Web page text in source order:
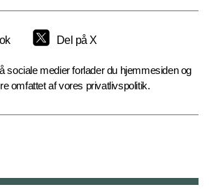
Del på X
sociale medier forlader du hjemmesiden og
omfattet af vores privatlivspolitik.